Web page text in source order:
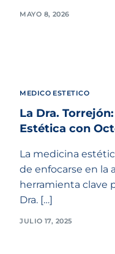
MAYO 8, 2026
MEDICO ESTETICO
La Dra.
Estética con
La medicina
de enfocarse en la
herramienta clave
Dra. […]
JULIO 17, 2025